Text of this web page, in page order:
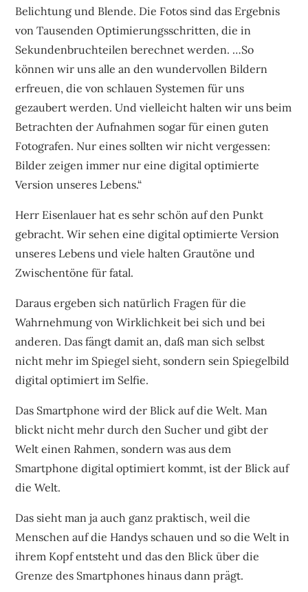
Belichtung und Blende. Die Fotos sind das Ergebnis
von Tausenden Optimierungsschritten, die in
Sekundenbruchteilen berechnet werden. …So
können wir uns alle an den wundervollen Bildern
erfreuen, die von schlauen Systemen für uns
gezaubert werden. Und vielleicht halten wir uns beim
Betrachten der Aufnahmen sogar für einen guten
Fotografen. Nur eines sollten wir nicht vergessen:
Bilder zeigen immer nur eine digital optimierte
Version unseres Lebens.“
Herr Eisenlauer hat es sehr schön auf den Punkt
gebracht. Wir sehen eine digital optimierte Version
unseres Lebens und viele halten Grautöne und
Zwischentöne für fatal.
Daraus ergeben sich natürlich Fragen für die
Wahrnehmung von Wirklichkeit bei sich und bei
anderen. Das fängt damit an, daß man sich selbst
nicht mehr im Spiegel sieht, sondern sein Spiegelbild
digital optimiert im Selfie.
Das Smartphone wird der Blick auf die Welt. Man
blickt nicht mehr durch den Sucher und gibt der
Welt einen Rahmen, sondern was aus dem
Smartphone digital optimiert kommt, ist der Blick auf
die Welt.
Das sieht man ja auch ganz praktisch, weil die
Menschen auf die Handys schauen und so die Welt in
ihrem Kopf entsteht und das den Blick über die
Grenze des Smartphones hinaus dann prägt.